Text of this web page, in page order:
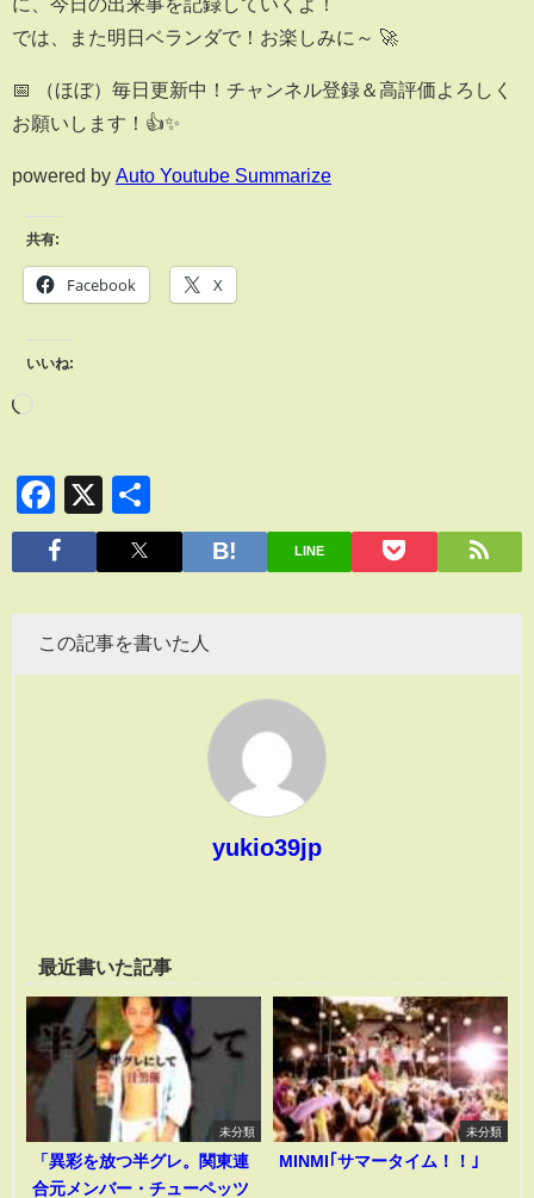
に、今日の出来事を記録していくよ！
では、また明日ベランダで！お楽しみに～ 🚀
📅 （ほぼ）毎日更新中！チャンネル登録＆高評価よろしく
お願いします！👍✨
powered by Auto Youtube Summarize
共有:
Facebook X
いいね:
Facebook
X
有
LINE
この記事を書いた人
yukio39jp
最近書いた記事
未分類
「異彩を放つ半グレ。関東連
合元メンバー・チューペッツ
未分類
MINMI｢サマータイム！！｣